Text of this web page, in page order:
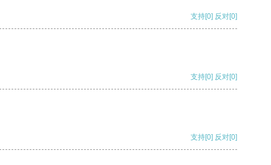
支持[0] 反对[0]
支持[0] 反对[0]
支持[0] 反对[0]